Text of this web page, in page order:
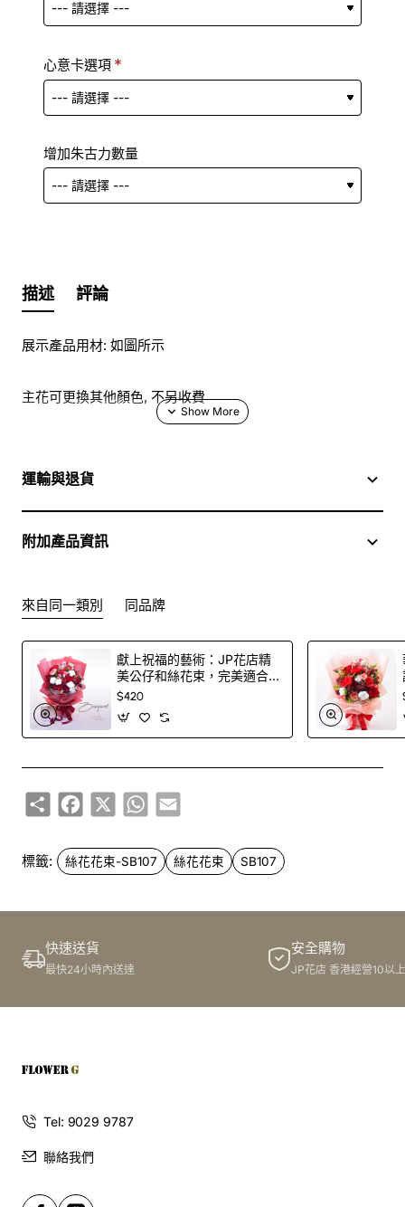
心意卡選項
增加朱古力數量
描述 評論
展示產品用材: 如圖所示
主花可更換其他顏色, 不另收費
或網上訂購
運輸與退貨
附加產品資訊
來自同一類別 同品牌
獻上祝福的藝術：JP花店精
美公仔和絲花束，完美適合
婚禮與同事祝賀-SB117
$420
ShareFacebook
X WhatsApp
Email
標籤: 絲花花束-SB107 絲花花束 SB107
快速送貨
最快24小時內送達
安全購物
JP花店 香港經營10以
Tel: 9029 9787
聯絡我們